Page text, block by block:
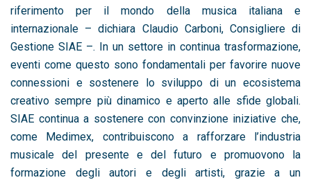
riferimento per il mondo della musica italiana e
internazionale – dichiara Claudio Carboni, Consigliere di
Gestione SIAE –. In un settore in continua trasformazione,
eventi come questo sono fondamentali per favorire nuove
connessioni e sostenere lo sviluppo di un ecosistema
creativo sempre più dinamico e aperto alle sfide globali.
SIAE continua a sostenere con convinzione iniziative che,
come Medimex, contribuiscono a rafforzare l’industria
musicale del presente e del futuro e promuovono la
formazione degli autori e degli artisti, grazie a un